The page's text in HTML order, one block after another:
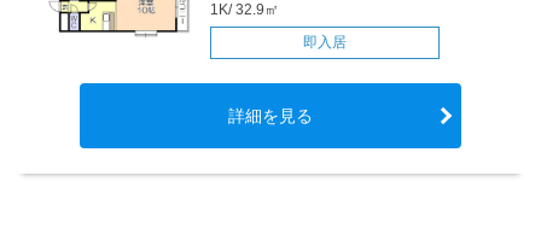
1K/ 32.9㎡
即入居
詳細を見る